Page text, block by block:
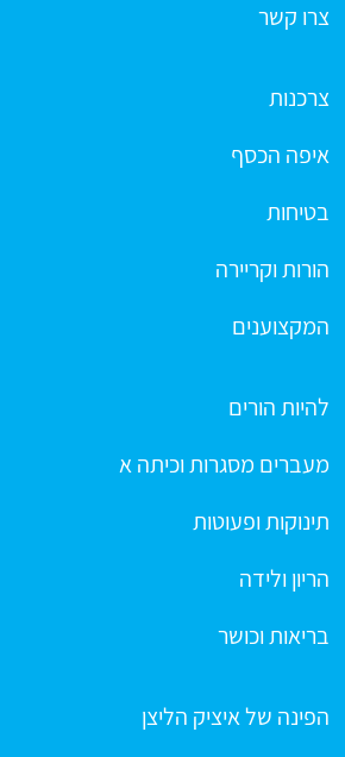
צרו קשר
צרכנות
איפה הכסף
בטיחות
הורות וקריירה
המקצוענים
להיות הורים
מעברים מסגרות וכיתה א
תינוקות ופעוטות
הריון ולידה
בריאות וכושר
הפינה של איציק הליצן